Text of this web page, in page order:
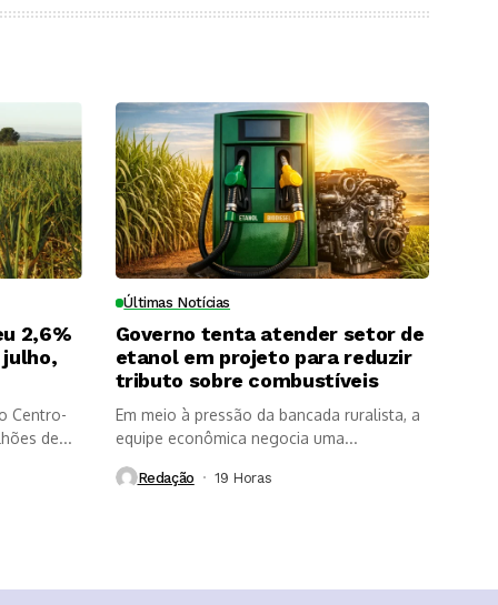
2,6%
julho,
Centro-
de...
Últimas Notícias
Governo tenta atender setor de
etanol em projeto para reduzir
tributo sobre combustíveis
Em meio à pressão da bancada ruralista, a
equipe econômica negocia uma...
Redação 19 Horas ⁮